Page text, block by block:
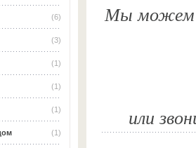
(6)
(3)
(1)
(1)
(1)
(1)
Мы можем
или